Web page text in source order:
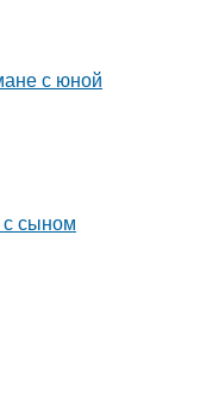
с юной
с сыном